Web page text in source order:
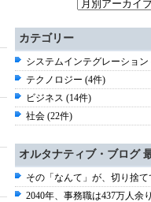
カテゴリー
システムインテグレーション
テクノロジー (4件)
ビジネス (14件)
社会 (22件)
オルタナティブ・ブログ
その「なんて」が、切り捨
2040年、事務職は437万人余